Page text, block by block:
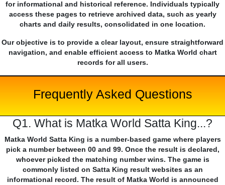
for informational and historical reference. Individuals typically
access these pages to retrieve archived data, such as yearly
charts and daily results, consolidated in one location.
Our objective is to provide a clear layout, ensure straightforward
navigation, and enable efficient access to Matka World chart
records for all users.
Frequently Asked Questions
Q1. What is Matka World Satta King...?
Matka World Satta King is a number-based game where players
pick a number between 00 and 99. Once the result is declared,
whoever picked the matching number wins. The game is
commonly listed on Satta King result websites as an
informational record. The result of Matka World is announced